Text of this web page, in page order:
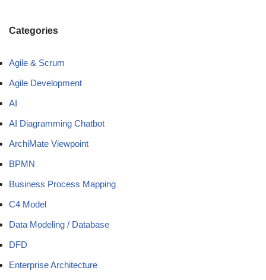
Categories
Agile & Scrum
Agile Development
AI
AI Diagramming Chatbot
ArchiMate Viewpoint
BPMN
Business Process Mapping
C4 Model
Data Modeling / Database
DFD
Enterprise Architecture